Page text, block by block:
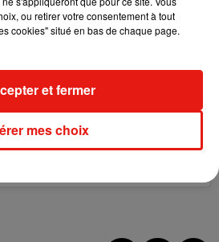
@julienp16 �x�
ou retirer votre consentement à tout
cookies" situé en bas de chaque page.
mes choix
et fermer